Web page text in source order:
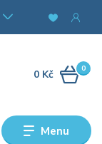
Menu
0
0 Kč